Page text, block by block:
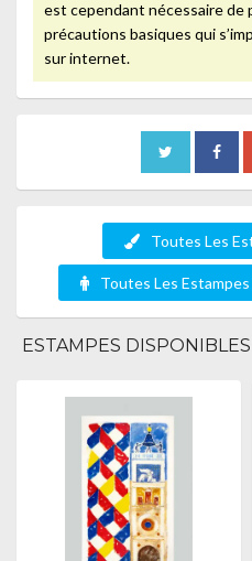
est cependant nécessaire de
précautions basiques qui
sur internet.
Toutes Les
Toutes Les
ESTAMPES